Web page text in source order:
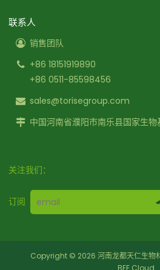
联系人
销售团队
+86 18151919890
+86 0511-85598456
sales@torisegroup.com
中国河南省濮阳市南乐县国家生物
关注我们：
订阅
Copyright © 2026 河南龙都天仁生物